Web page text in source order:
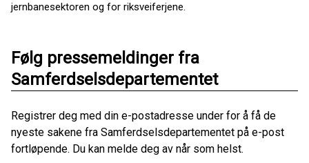
jernbanesektoren og for riksveiferjene.
Følg pressemeldinger fra
Samferdselsdepartementet
Registrer deg med din e-postadresse under for å få de
nyeste sakene fra Samferdselsdepartementet på e-post
fortløpende. Du kan melde deg av når som helst.